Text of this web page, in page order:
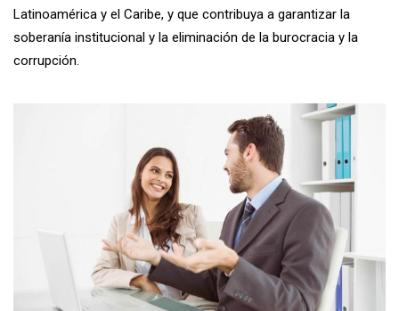
Latinoamérica y el Caribe, y que contribuya a garantizar la
soberanía institucional y la eliminación de la burocracia y la
corrupción.